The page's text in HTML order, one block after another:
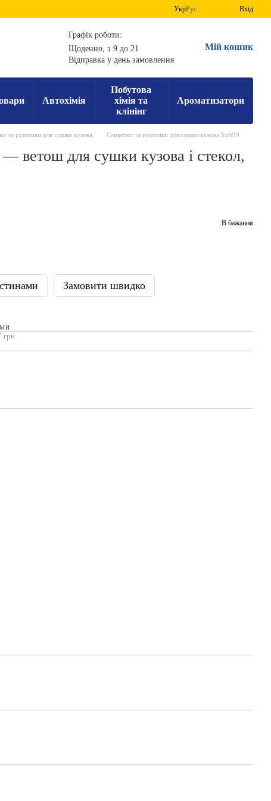
УкрРус Вхід
Графік роботи:
Щоденно, з 9 до 21
Відправка у день замовлення
Мій кошик
Автохімія
Побутова
хімія та
клінінг
Ароматизатори
та рушники для сушки кузова Серветки та рушники для сушки кузова Soft99
ветош для сушки кузова і стекол,
В бажання
Замовити швидко
грн